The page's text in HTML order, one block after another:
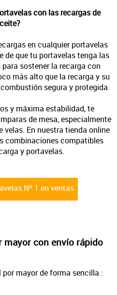
con las recargas de
en cualquier portavelas
de que tu portavelas tenga las
sostener la recarga con
más alto que la recarga y su
segura y protegida.
y máxima estabilidad, te
de mesa, especialmente
velas. En nuestra tienda online
combinaciones compatibles
y portavelas.
Nº 1 en ventas
mayor con envío rápido
mayor de forma sencilla :